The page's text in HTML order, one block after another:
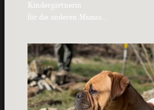
Kindergärtnerin
für die anderen Mamas…